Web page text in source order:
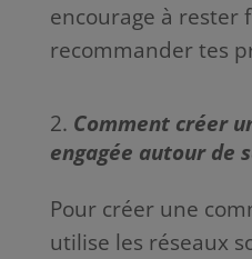
encourage à rester
recommander tes
Comment créer
engagée autour de
Pour créer une
utilise les réseaux